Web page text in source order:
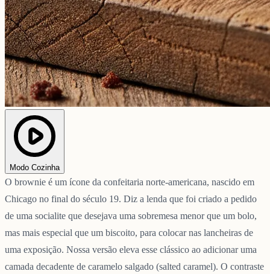
Modo Cozinha
O brownie é um ícone da confeitaria norte-americana, nascido em
Chicago no final do século 19. Diz a lenda que foi criado a pedido
de uma socialite que desejava uma sobremesa menor que um bolo,
mas mais especial que um biscoito, para colocar nas lancheiras de
uma exposição. Nossa versão eleva esse clássico ao adicionar uma
camada decadente de caramelo salgado (salted caramel). O contraste